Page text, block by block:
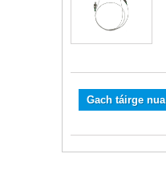
Gach táirge nua